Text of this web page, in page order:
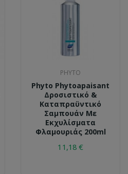
PHYTO
Phyto Phytoapaisant
Δροσιστικό &
Καταπραϋντικό
Σαμπουάν Με
Εκχυλίσματα
Φλαμουριάς 200ml
11,18 €